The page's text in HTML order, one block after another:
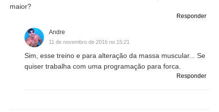
maior?
Responder
Andre
11 de novembro de 2016 no 15:21
Sim, esse treino e para alteração da massa muscular... Se
quiser trabalha com uma programação para forca.
Responder